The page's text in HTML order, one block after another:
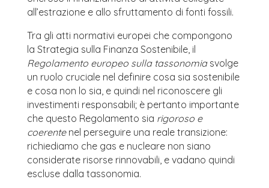
all’estrazione e allo sfruttamento di fonti fossili.
Tra gli atti normativi europei che compongono
la Strategia sulla Finanza Sostenibile, il
Regolamento europeo sulla tassonomia svolge
un ruolo cruciale nel definire cosa sia sostenibile
e cosa non lo sia, e quindi nel riconoscere gli
investimenti responsabili; è pertanto importante
che questo Regolamento sia rigoroso e
coerentenel perseguire una reale transizione:
richiediamo che gas e nucleare non siano
considerate risorse rinnovabili, e vadano quindi
escluse dalla tassonomia.